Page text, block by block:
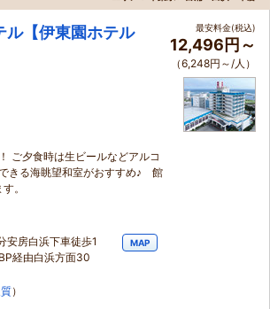
ル【伊東園ホテル
ご夕食時は生ビールなどアルコ
きる海眺望和室がおすすめ♪ 館
す。
安房白浜下車徒歩1
経由白浜方面30
MAP
）
最安料金(税込)
12,496円～
（6,248円～/人）